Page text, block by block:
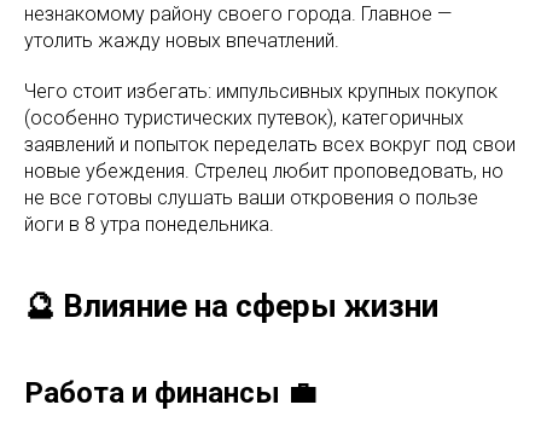
незнакомому району своего города. Главное —
утолить жажду новых впечатлений.
Чего стоит избегать: импульсивных крупных покупок
(особенно туристических путевок), категоричных
заявлений и попыток переделать всех вокруг под свои
новые убеждения. Стрелец любит проповедовать, но
не все готовы слушать ваши откровения о пользе
йоги в 8 утра понедельника.
🔮 Влияние на сферы жизни
Работа и финансы 💼